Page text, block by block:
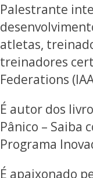
Palestrante
atletas,
treinadores
Federations
É autor dos
Pânico – Saiba
Programa
É apaixonado